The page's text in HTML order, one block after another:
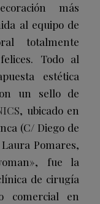
más
al equipo de
totalmente
Todo al
estética
un sello de
, ubicado en
(C/ Diego de
Pomares,
fue la
de cirugía
comercial en